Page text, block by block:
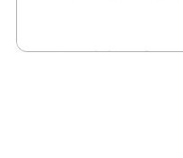
可能な支払い方法
現金・クレジッ